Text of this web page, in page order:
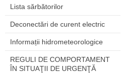
Lista sărbătorilor
Deconectări de curent electric
Informații hidrometeorologice
REGULI DE COMPORTAMENT
ÎN SITUAŢII DE URGENŢĂ